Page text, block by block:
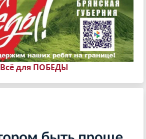
Всё для ПОБЕДЫ